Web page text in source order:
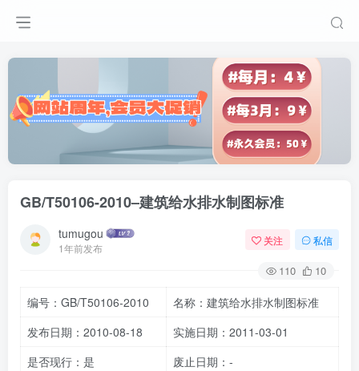
GB/T50106-2010–建筑给水排水制图标准
tumugou
1年前发布
关注 私信
110 10
编号：GB/T50106-2010
名称：建筑给水排水制图标准
发布日期：2010-08-18
实施日期：2011-03-01
是否现行：是
废止日期：-